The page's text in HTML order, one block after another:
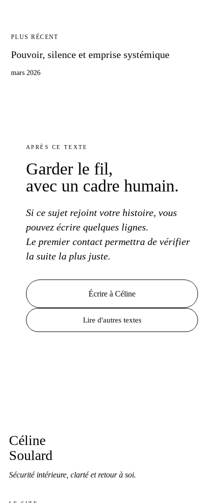
PLUS RÉCENT
Pouvoir, silence et emprise systémique
mars 2026
APRÈS CE TEXTE
Garder le fil,
avec un cadre humain.
Si ce sujet rejoint votre histoire, vous
pouvez écrire quelques lignes.
Le premier contact permettra de vérifier
la suite la plus juste.
Écrire à Céline
Lire d'autres textes
Céline
Soulard
Sécurité intérieure, clarté et retour à soi.